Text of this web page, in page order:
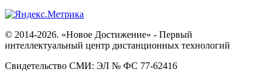
© 2014-2026. «Новое Достижение» - Первый
интеллектуальный центр дистанционных технологий
Свидетельство СМИ: ЭЛ № ФС 77-62416